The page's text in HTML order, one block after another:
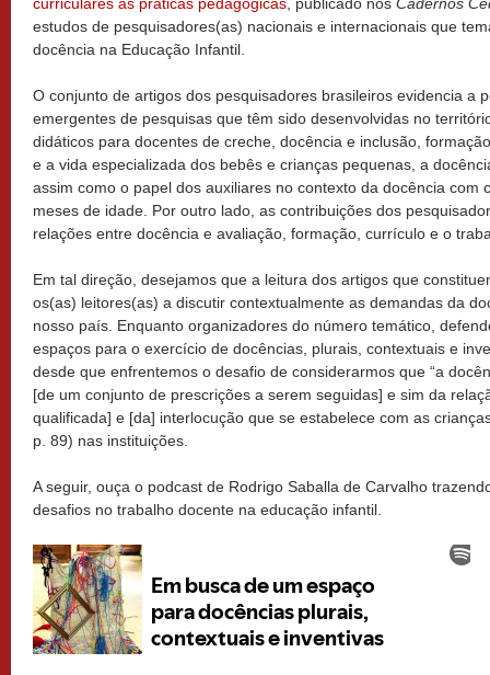
estudos de pesquisadores(as) nacionais e internacionais que
docência na Educação Infantil.
O conjunto de artigos dos pesquisadores brasileiros evidencia a
emergentes de pesquisas que têm sido desenvolvidas no
didáticos para docentes de creche, docência e inclusão,
e a vida especializada dos bebês e crianças pequenas, a
assim como o papel dos auxiliares no contexto da docência com
meses de idade. Por outro lado, as contribuições dos
relações entre docência e avaliação, formação, currículo e o
Em tal direção, desejamos que a leitura dos artigos que
os(as) leitores(as) a discutir contextualmente as demandas da
nosso país. Enquanto organizadores do número temático,
espaços para o exercício de docências, plurais, contextuais e
desde que enfrentemos o desafio de considerarmos que “a
[de um conjunto de prescrições a serem seguidas] e sim da
qualificada] e [da] interlocução que se estabelece com as
p. 89) nas instituições.
A seguir, ouça o podcast de Rodrigo Saballa de Carvalho
desafios no trabalho docente na educação infantil.